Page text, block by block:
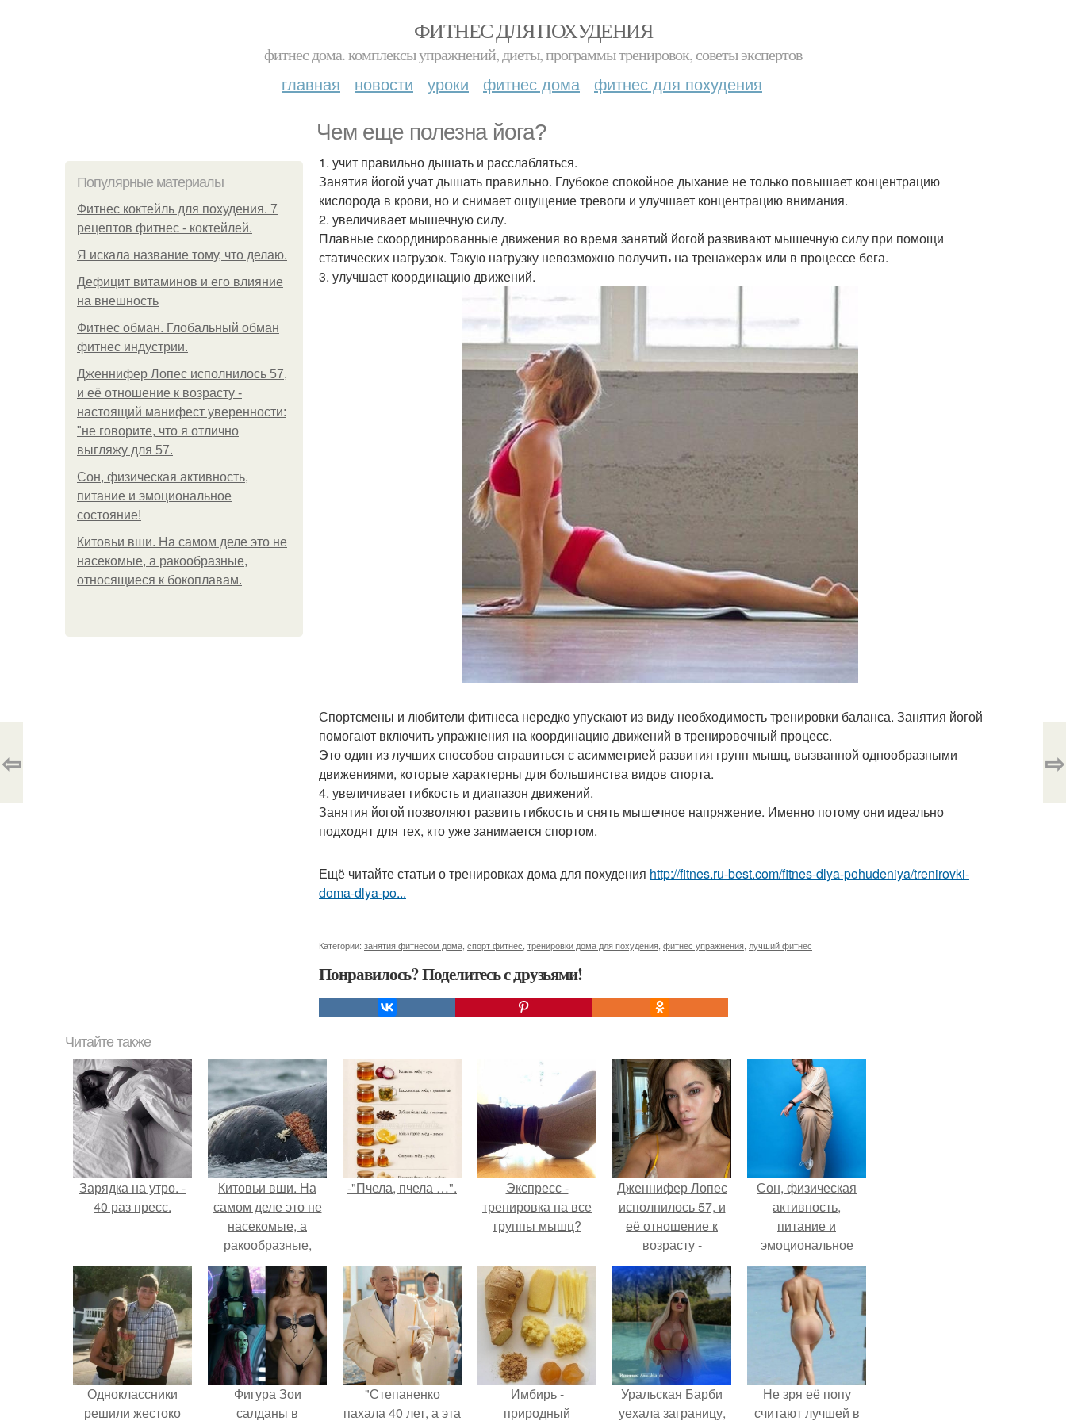
ФИТНЕС ДЛЯ ПОХУДЕНИЯ
фитнес дома. комплексы упражнений, диеты, программы тренировок, советы экспертов
главная новости уроки фитнес дома фитнес для похудения
Чем еще полезна йога?
Популярные материалы
Фитнес коктейль для похудения. 7
рецептов фитнес - коктейлей.
Я искала название тому, что делаю.
Дефицит витаминов и его влияние
на внешность
Фитнес обман. Глобальный обман
фитнес индустрии.
Дженнифер Лопес исполнилось 57,
и её отношение к возрасту -
настоящий манифест уверенности:
"не говорите, что я отлично
выгляжу для 57.
Сон, физическая активность,
питание и эмоциональное
состояние!
Китовьи вши. На самом деле это не
насекомые, а ракообразные,
относящиеся к бокоплавам.
1. учит правильно дышать и расслабляться.
Занятия йогой учат дышать правильно. Глубокое спокойное дыхание не только повышает концентрацию
кислорода в крови, но и снимает ощущение тревоги и улучшает концентрацию внимания.
2. увеличивает мышечную силу.
Плавные скоординированные движения во время занятий йогой развивают мышечную силу при помощи
статических нагрузок. Такую нагрузку невозможно получить на тренажерах или в процессе бега.
3. улучшает координацию движений.
Спортсмены и любители фитнеса нередко упускают из виду необходимость тренировки баланса. Занятия йогой
помогают включить упражнения на координацию движений в тренировочный процесс.
Это один из лучших способов справиться с асимметрией развития групп мышц, вызванной однообразными
движениями, которые характерны для большинства видов спорта.
4. увеличивает гибкость и диапазон движений.
Занятия йогой позволяют развить гибкость и снять мышечное напряжение. Именно потому они идеально
подходят для тех, кто уже занимается спортом.
Ещё читайте статьи о тренировках дома для похудения http://fitnes.ru-best.com/fitnes-dlya-pohudeniya/trenirovki-
doma-dlya-po...
Категории: занятия фитнесом дома спорт фитнес тренировки дома для похудения фитнес упражнения лучший фитнес
Понравилось? Поделитесь с друзьями!
⇦ ⇨
Читайте также
Зарядка на утро. -
40 раз пресс.
Китовьи вши. На
самом деле это не
насекомые, а
ракообразные,
относящиеся к
бокоплавам.
-"Пчела, пчела …".
Экспресс -
тренировка на все
группы мышц?
Дженнифер Лопес
исполнилось 57, и
её отношение к
возрасту -
настоящий
манифест
уверенности: "не
говорите, что я
отлично выгляжу
для 57.
Сон, физическая
активность,
питание и
эмоциональное
состояние!
Одноклассники
решили жестоко
Фигура Зои
салданы в
"Степаненко
пахала 40 лет, а эта
Имбирь -
природный
Уральская Барби
уехала заграницу,
Не зря её попу
считают лучшей в